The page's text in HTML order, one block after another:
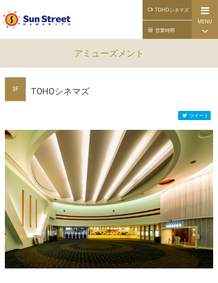
TOHOシネマズ
営業時間
MENU
公式ライン
アミューズメント
3F TOHOシネマズ
ツイート